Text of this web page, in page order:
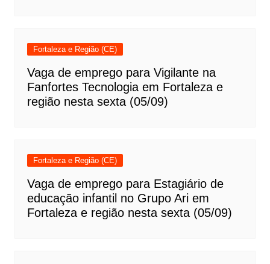
Fortaleza e Região (CE)
Vaga de emprego para Vigilante na
Fanfortes Tecnologia em Fortaleza e
região nesta sexta (05/09)
Fortaleza e Região (CE)
Vaga de emprego para Estagiário de
educação infantil no Grupo Ari em
Fortaleza e região nesta sexta (05/09)